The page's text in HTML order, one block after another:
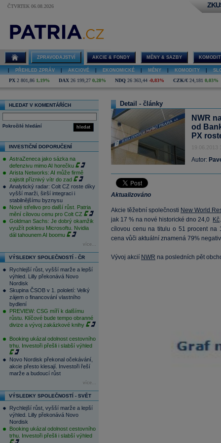
ČTVRTEK 06.08.2026
ZPRAVODAJSTVÍ AKCIE & FONDY MĚNY & SAZBY
PŘEHLED ZPRÁV AKCIOVÉ EKONOMICKÉ MĚNY KOMODITY
PX 2 801,86 1,19% DAX 26 199,27 0,28% NDQ 26 363,44 -0,83% CZK/€ 24,181 0,03%
HLEDAT V KOMENTÁŘÍCH
hledat
Pokročilé hledání
INVESTIČNÍ DOPORUČENÍ
AstraZeneca jako sázka na
defenzivu mimo AI horečku
Arista Networks: AI může firmě
zajistit příznivý vítr do zad
Analytický radar: Colt CZ roste díky
vyšší marži, širší integraci i
stabilnějšímu byznysu
Nové střelivo pro další růst. Patria
mění cílovou cenu pro Colt CZ
Goldman Sachs: Je dobrý okamžik
využít poklesu Microsoftu. Nvidia
dál tahounem AI boomu
více...
VÝSLEDKY SPOLEČNOSTÍ - ČR
Rychlejší růst, vyšší marže a lepší
výhled. Lilly překonává Novo
Nordisk
Skupina ČSOB v 1. pololetí: Velký
zájem o financování vlastního
bydlení
PREVIEW: CSG míří k dalšímu
růstu. Klíčové bude tempo obranné
divize a vývoj zakázkové knihy
Booking ukázal odolnost cestovního
trhu. Investoři přešli i slabší výhled
Novo Nordisk překonal očekávání,
akcie přesto klesají. Investoři řeší
marže a budoucí růst
více...
VÝSLEDKY SPOLEČNOSTÍ - SVĚT
Rychlejší růst, vyšší marže a lepší
výhled. Lilly překonává Novo
Nordisk
Booking ukázal odolnost cestovního
trhu. Investoři přešli i slabší výhled
Detail - články
NWR
od
PX
Autor:
Aktualizováno
Akcie těžební společnosti New World
jak 17 % na nové historické dno 24,0 Kč
cílovou cenu na titulu o 51 procent
cena vůči aktuální znamená 79%
Vývoj akcií NWR na posledních pět